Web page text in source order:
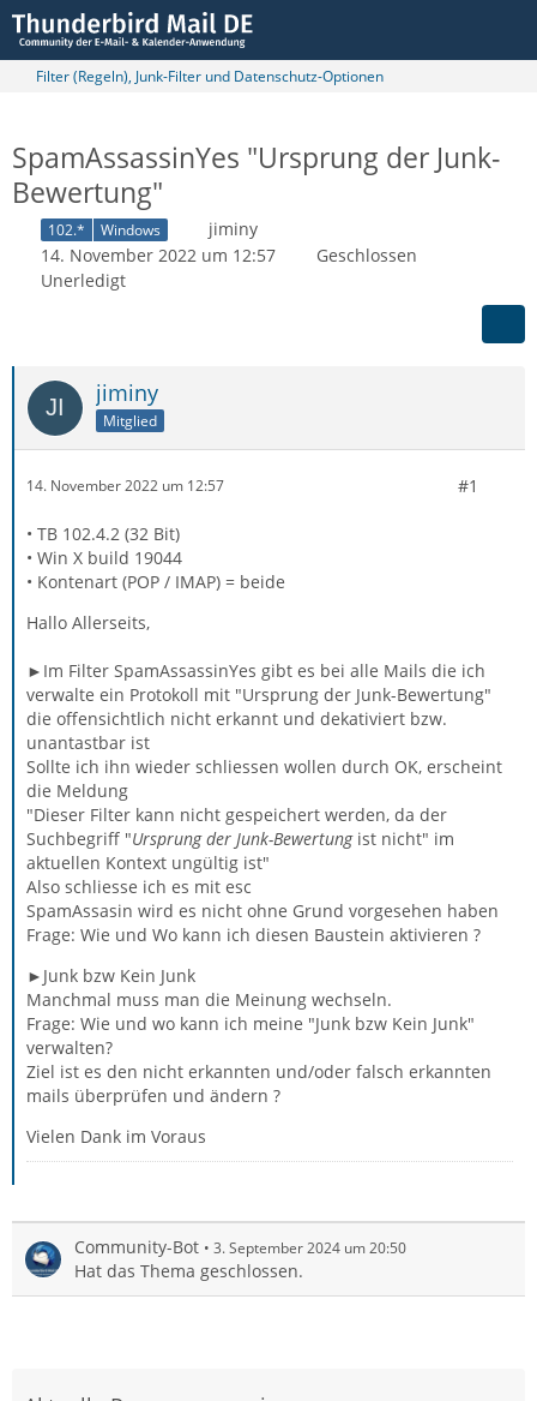
Filter (Regeln), Junk-Filter und Datenschutz-Optionen
SpamAssassinYes "Ursprung der Junk-
Bewertung"
102.* Windows
jiminy
14. November 2022 um 12:57
Geschlossen
Unerledigt
jiminy
Mitglied
14. November 2022 um 12:57 #1
• TB 102.4.2 (32 Bit)
• Win X build 19044
• Kontenart (POP / IMAP) = beide
Hallo Allerseits,
►Im Filter SpamAssassinYes gibt es bei alle Mails die ich
verwalte ein Protokoll mit "Ursprung der Junk-Bewertung"
die offensichtlich nicht erkannt und dekativiert bzw.
unantastbar ist
Sollte ich ihn wieder schliessen wollen durch OK, erscheint
die Meldung
"Dieser Filter kann nicht gespeichert werden, da der
Suchbegriff "Ursprung der Junk-Bewertungist nicht" im
aktuellen Kontext ungültig ist"
Also schliesse ich es mit esc
SpamAssasin wird es nicht ohne Grund vorgesehen haben
Frage: Wie und Wo kann ich diesen Baustein aktivieren ?
►Junk bzw Kein Junk
Manchmal muss man die Meinung wechseln.
Frage: Wie und wo kann ich meine "Junk bzw Kein Junk"
verwalten?
Ziel ist es den nicht erkannten und/oder falsch erkannten
mails überprüfen und ändern ?
Vielen Dank im Voraus
Community-Bot 3. September 2024 um 20:50
Hat das Thema geschlossen.